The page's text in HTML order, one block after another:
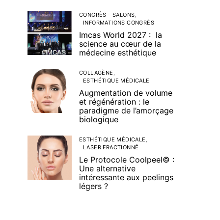
CONGRÈS - SALONS
INFORMATIONS CONGRÈS
Imcas World 2027 : la
science au cœur de la
médecine esthétique
COLLAGÈNE
ESTHÉTIQUE MÉDICALE
Augmentation de volume
et régénération : le
paradigme de l’amorçage
biologique
ESTHÉTIQUE MÉDICALE
LASER FRACTIONNÉ
Le Protocole Coolpeel© :
Une alternative
intéressante aux peelings
légers ?